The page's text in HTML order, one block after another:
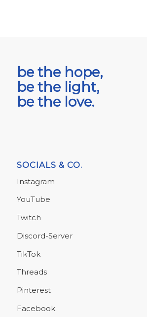
be the hope,
be the light,
be the love.
SOCIALS & CO.
Instagram
YouTube
Twitch
Discord-Server
TikTok
Threads
Pinterest
Facebook